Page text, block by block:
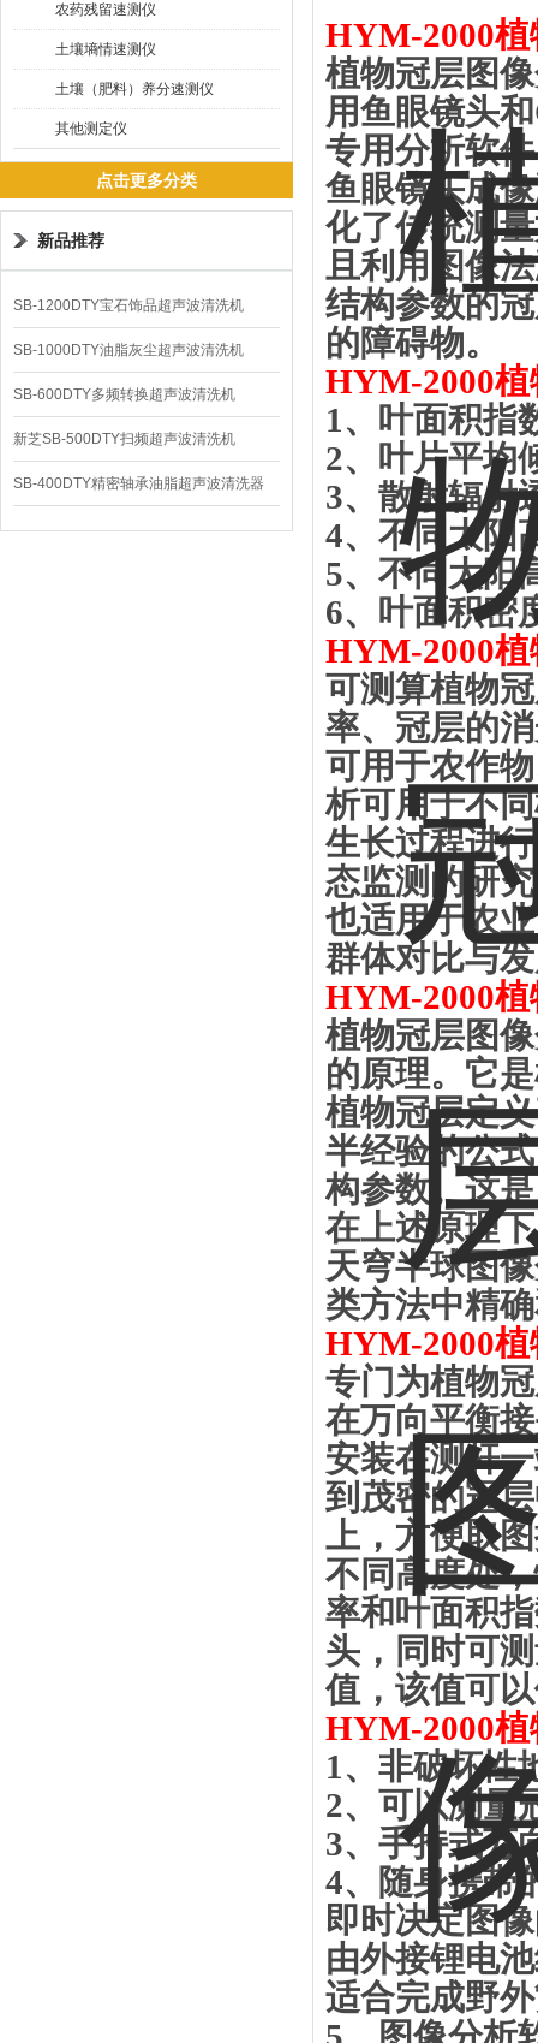
农药残留速测仪
土壤墒情速测仪
土壤（肥料）养分速测仪
其他测定仪
点击更多分类
新品推荐
SB-1200DTY宝石饰品超声波清洗机
SB-1000DTY油脂灰尘超声波清洗机
SB-600DTY多频转换超声波清洗机
新芝SB-500DTY扫频超声波清洗机
SB-400DTY精密轴承油脂超声波清洗器
HYM-2000植
植物冠层图
用鱼眼镜头和
专用分析软
鱼眼镜头成
化了传统测
且利用图像
结构参数的
的障碍物。
HYM-2000植
1、叶面积指
2、叶片平均
3、散射辐射
4、不同太阳
5、不同太阳
6、叶面积密
HYM-2000植
可测算植物
率、冠层的
可用于农作
析可用于不
生长过程进
态监测的研
也适用于农
群体对比与
HYM-2000植
植物冠层图
的原理。它
植物冠层定
半经验的公
构参数。这
在上述原理
天穹半球图
类方法中精
HYM-2000植
专门为植物
在万向平衡
安装在测杆
到茂密的冠
上，方便取
不同高度处
率和叶面积
头，同时可
值，该值可
HYM-2000植
1、非破坏性
2、可以测量
3、手持式万
4、随身携带
即时决定图
由外接锂电
适合完成野